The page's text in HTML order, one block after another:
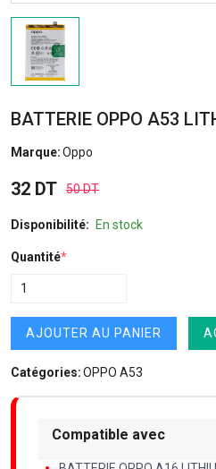
BATTERIE OPPO A53
Marque:Oppo
32 DT 50 DT
Disponibilité: En stock
Quantité*
AJOUTER AU PANIER
Catégories:OPPO A53
Compatible avec